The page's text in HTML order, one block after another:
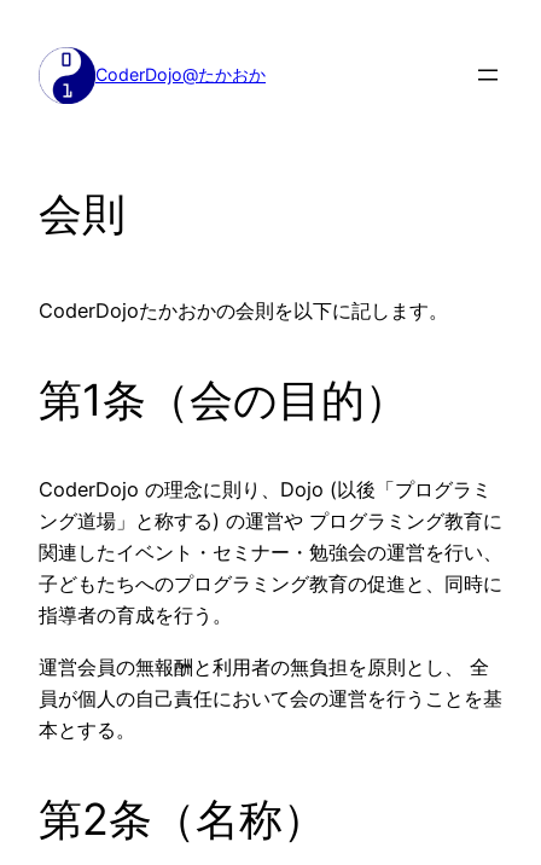
CoderDojo@たかおか
会則
CoderDojoたかおかの会則を以下に記します。
第1条（会の目的）
CoderDojo の理念に則り、Dojo (以後「プログラミ
ング道場」と称する) の運営や プログラミング教育に
関連したイベント・セミナー・勉強会の運営を行い、
子どもたちへのプログラミング教育の促進と、同時に
指導者の育成を行う。
運営会員の無報酬と利用者の無負担を原則とし、 全
員が個人の自己責任において会の運営を行うことを基
本とする。
第2条（名称）